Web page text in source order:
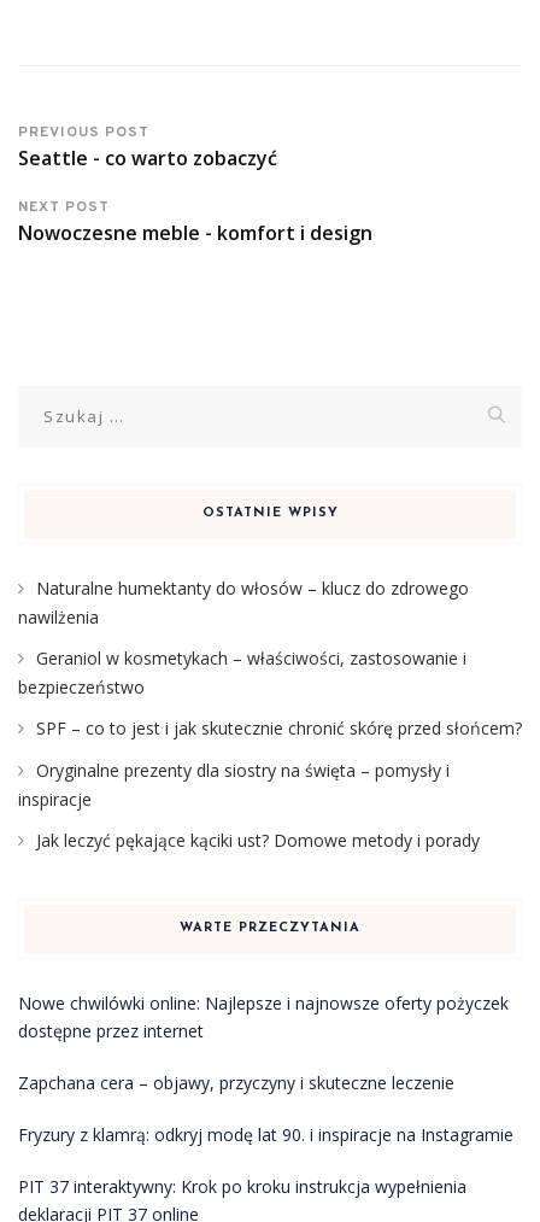
PREVIOUS POST
Seattle - co warto zobaczyć
NEXT POST
Nowoczesne meble - komfort i design
OSTATNIE WPISY
Naturalne humektanty do włosów – klucz do zdrowego
nawilżenia
Geraniol w kosmetykach – właściwości, zastosowanie i
bezpieczeństwo
SPF – co to jest i jak skutecznie chronić skórę przed słońcem?
Oryginalne prezenty dla siostry na święta – pomysły i
inspiracje
Jak leczyć pękające kąciki ust? Domowe metody i porady
WARTE PRZECZYTANIA
Nowe chwilówki online: Najlepsze i najnowsze oferty pożyczek
dostępne przez internet
Zapchana cera – objawy, przyczyny i skuteczne leczenie
Fryzury z klamrą: odkryj modę lat 90. i inspiracje na Instagramie
PIT 37 interaktywny: Krok po kroku instrukcja wypełnienia
deklaracji PIT 37 online